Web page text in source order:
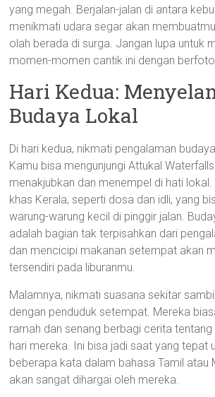
yang megah. Berjalan-jalan di antara
menikmati udara segar akan
olah berada di surga. Jangan lupa untuk
momen-momen cantik ini dengan
Hari Kedua:
Budaya Lokal
Di hari kedua, nikmati pengalaman
Kamu bisa mengunjungi Attukal
menakjubkan dan menempel di hati
khas Kerala, seperti dosa dan idli, yang
warung-warung kecil di pinggir jalan.
adalah bagian tak terpisahkan dari
dan mencicipi makanan setempat akan
tersendiri pada liburanmu.
Malamnya, nikmati suasana sekitar
dengan penduduk setempat. Mereka
ramah dan senang berbagi cerita tentang
hari mereka. Ini bisa jadi saat yang tepat
beberapa kata dalam bahasa Tamil atau
akan sangat dihargai oleh mereka.